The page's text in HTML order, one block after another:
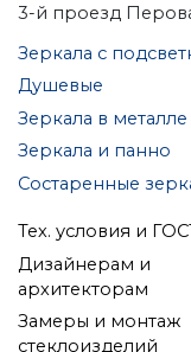
3-й проезд
Зеркала с
Душевые
Зеркала в металле
Зеркала и панно
Состаренные
Тех. условия и
Дизайнерам и
архитекторам
Замеры и монтаж
стеклоизделий